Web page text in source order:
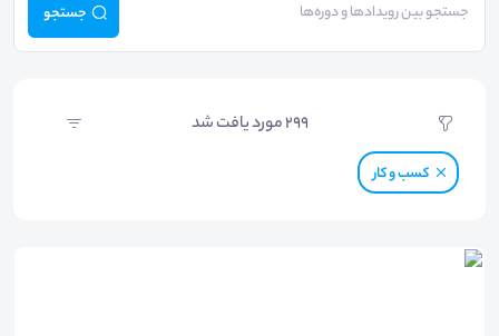
جستجو
299مورد یافت شد
کسب و کار